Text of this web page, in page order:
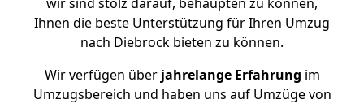
Ihnen die beste Unterstützung für Ihren Umzug
nach Diebrock bieten zu können.
Wir verfügen überjahrelange Erfahrung im
Umzugsbereich und haben uns auf Umzüge von